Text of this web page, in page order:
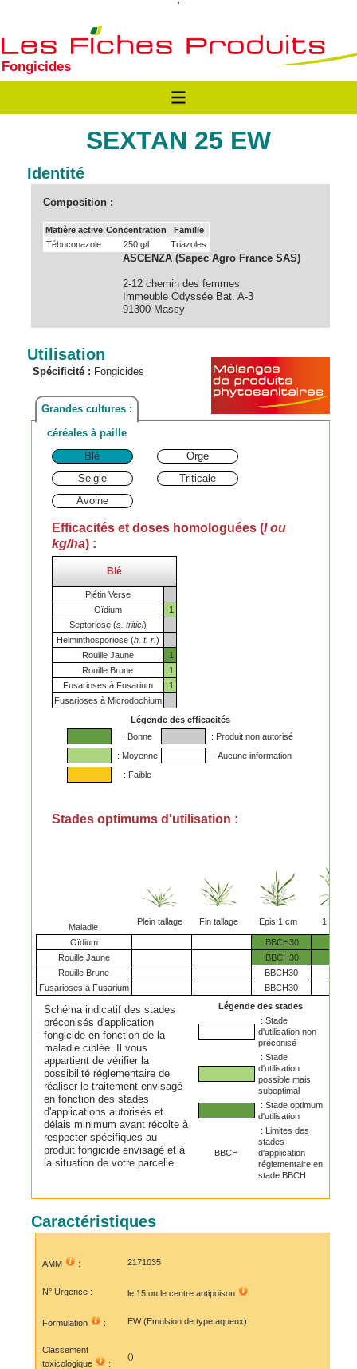
'
Fongicides
SEXTAN 25 EW
Identité
Composition :
Matière active Concentration
Famille
Tébuconazole
250 g/l Triazoles
ASCENZA (Sapec Agro France SAS)
2-12 chemin des femmes
Immeuble Odyssée Bat. A-3
91300 Massy
Utilisation
Spécificité : Fongicides
Grandes cultures :
céréales à paille
Blé
Orge
Seigle
Triticale
Avoine
Efficacités et doses homologuées (l ou
kg/ha) :
Blé
Piétin Verse
Oïdium
1
Septoriose (s. tritici)
Helminthosporiose (h. t. r. )
Rouille Jaune
1
Rouille Brune
1
Fusarioses à Fusarium
1
Fusarioses à Microdochium
Légende des efficacités
: Bonne
: Produit non autorisé
: Moyenne
: Aucune information
: Faible
Stades optimums d'utilisation :
Maladie
Plein tallage Fin tallage Epis 1 cm 1 nœud
Oïdium
BBCH30
Rouille Jaune
BBCH30
Rouille Brune
BBCH30
Fusarioses à Fusarium
BBCH30
Schéma indicatif des stades
préconisés d'application
fongicide en fonction de la
maladie ciblée. Il vous
appartient de vérifier la
possibilité réglementaire de
réaliser le traitement envisagé
en fonction des stades
d'applications autorisés et
délais minimum avant récolte à
respecter spécifiques au
produit fongicide envisagé et à
la situation de votre parcelle.
Légende des stades
: Stade
d'utilisation non
préconisé
: Stade
d'utilisation
possible mais
suboptimal
: Stade optimum
d'utilisation
BBCH
: Limites des
stades
d'application
réglementaire en
stade BBCH
Caractéristiques
AMM : 2171035
N° Urgence : le 15 ou le centre antipoison
Formulation : EW (Emulsion de type aqueux)
Classement
toxicologique
:
()